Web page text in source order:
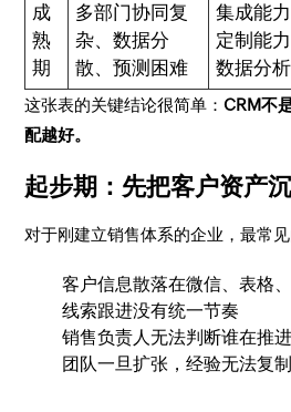
成
熟
期
多部门协同复
杂、数据分
散、预测困难
集成能力
定制能力
数据分析
这张表的关键结论很简单：CRM不
配越好。
起步期：先把客户资产
对于刚建立销售体系的企业，最常见
客户信息散落在微信、表格
线索跟进没有统一节奏
销售负责人无法判断谁在推
团队一旦扩张，经验无法复制